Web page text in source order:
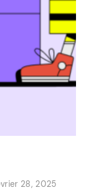
28, 2025